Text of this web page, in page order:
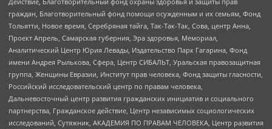
граждан, Благотворительный фонд помощи осужденным и их семьям, Фонд
Тольятти, Новое время, Серебряная тайга, Так-Так-Так, Сова, центр Анна,
Проект Апрель, Самарская губерния, Эра здоровья, Мемориал,
Аналитический Центр Юрия Левады, Издательство Парк Гагарина, Фонд
имени Андрея Рылькова, Сфера, Центр СИБАЛЬТ, Уральская правозащитная
группа, Женщины Евразии, Институт прав человека, Фонд защиты гласности,
Российский исследовательский центр по правам человека,
Дальневосточный центр развития гражданских инициатив и социального
партнерства, Гражданское действие, Центр независимых социологических
исследований, Сутяжник, АКАДЕМИЯ ПО ПРАВАМ ЧЕЛОВЕКА, Центр развития